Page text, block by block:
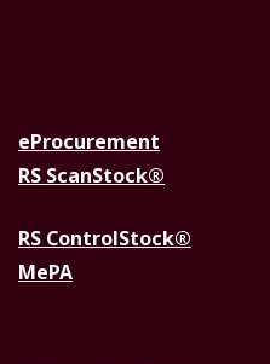
eProcurement
RS ScanStock®
RS ControlStock®
MePA